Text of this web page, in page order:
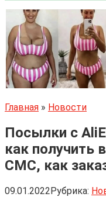
Главная » Новости
Посылки с
как получить
СМС, как
09.01.2022Рубрика: